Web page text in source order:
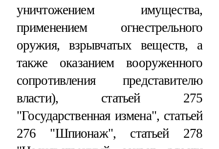
уничтожением имущества,
применением огнестрельного
оружия, взрывчатых веществ, а
также оказанием вооруженного
сопротивления представителю
власти), статьей 275
"Государственная измена", статьей
276 "Шпионаж", статьей 278